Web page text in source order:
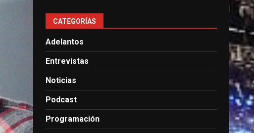
CATEGORÍAS
Adelantos
Entrevistas
Noticias
Podcast
Programación